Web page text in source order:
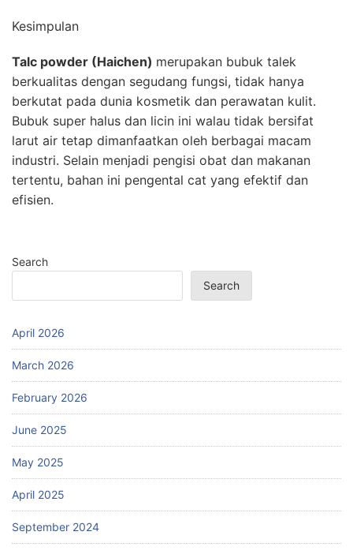
Kesimpulan
Talc powder (Haichen) merupakan bubuk talek
berkualitas dengan segudang fungsi, tidak hanya
berkutat pada dunia kosmetik dan perawatan kulit.
Bubuk super halus dan licin ini walau tidak bersifat
larut air tetap dimanfaatkan oleh berbagai macam
industri. Selain menjadi pengisi obat dan makanan
tertentu, bahan ini pengental cat yang efektif dan
efisien.
Search
Search
April 2026
March 2026
February 2026
June 2025
May 2025
April 2025
September 2024